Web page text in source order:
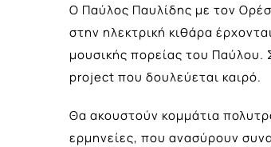
Ο Παύλος Παυλίδης με τον
στην ηλεκτρική κιθάρα
μουσικής πορείας του Παύλου.
project που δουλεύεται καιρό.
Θα ακουστούν κομμάτια
ερμηνείες, που ανασύρουν